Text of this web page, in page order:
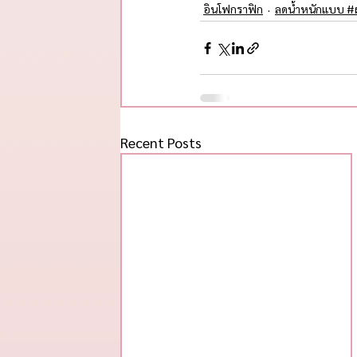
อินโฟกราฟิก
ลดน้ำหนักแบบ #
Recent Posts